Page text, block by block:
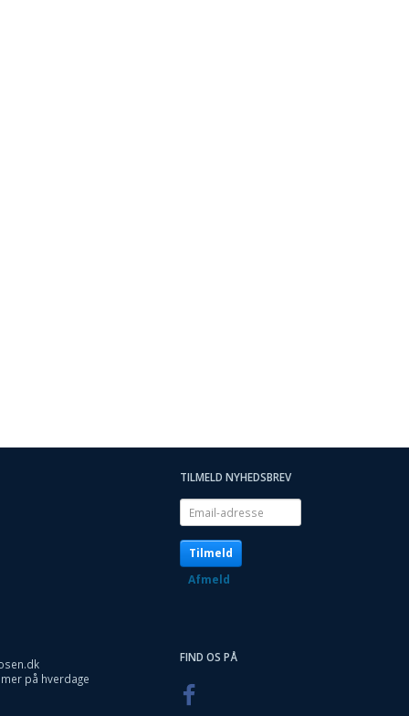
på hverdage
TILMELD NYHEDSBREV
Email-
adresse
Tilmeld
Afmeld
FIND OS PÅ